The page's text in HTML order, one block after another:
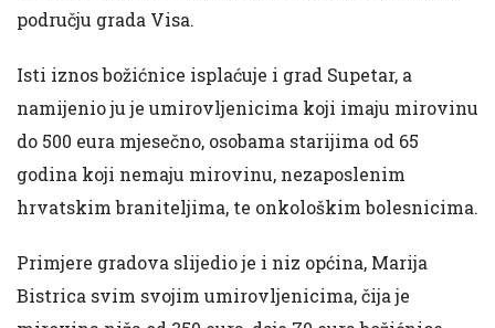
području grada Visa.
Isti iznos božićnice isplaćuje i grad Supetar, a
namijenio ju je umirovljenicima koji imaju mirovinu
do 500 eura mjesečno, osobama starijima od 65
godina koji nemaju mirovinu, nezaposlenim
hrvatskim braniteljima, te onkološkim bolesnicima.
Primjere gradova slijedio je i niz općina, Marija
Bistrica svim svojim umirovljenicima, čija je